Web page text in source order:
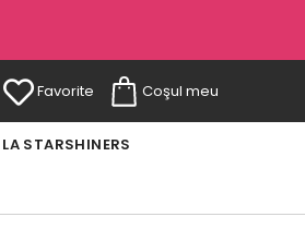
Favorite Coşul meu
STARSHINERS